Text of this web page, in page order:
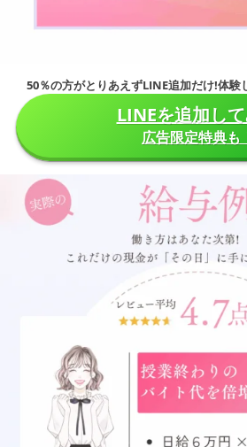
50％の方がとりあえずLINE追加だけ!体験
LINEを追加し
広告限定特典も